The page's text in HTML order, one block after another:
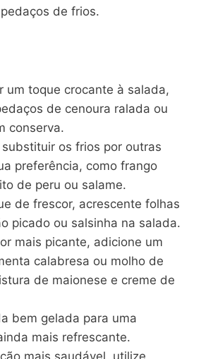
de frios.
um toque crocante à salada,
de cenoura ralada ou
conserva.
os frios por outras
preferência, como frango
de peru ou salame.
de frescor, acrescente folhas
picado ou salsinha na salada.
mais picante, adicione um
calabresa ou molho de
de maionese e creme de
bem gelada para uma
mais refrescante.
mais saudável, utilize